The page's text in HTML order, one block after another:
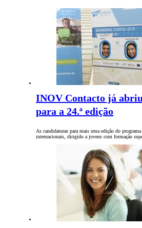
INOV Contacto já
para a 24.ª edição
As candidaturas para mais uma edição do
internacionais, dirigido a jovens com formação